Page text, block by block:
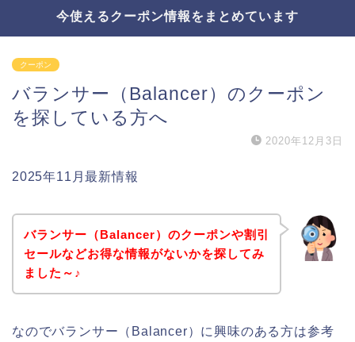
今使えるクーポン情報をまとめています
クーポン
バランサー（Balancer）のクーポン
を探している方へ
2020年12月3日
2025年11月最新情報
バランサー（Balancer）のクーポンや割引
セールなどお得な情報がないかを探してみ
ました～♪
なのでバランサー（Balancer）に興味のある方は参考